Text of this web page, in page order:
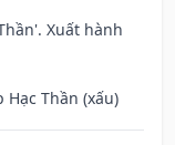
Xuất hành
Thần (xấu)